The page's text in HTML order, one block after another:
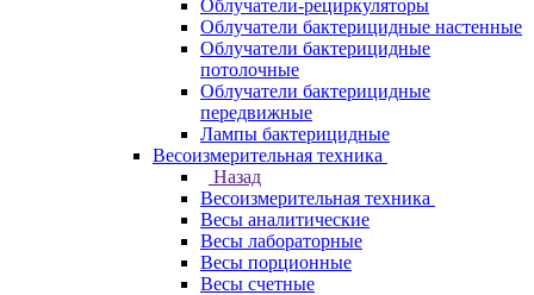
Облучатели-рециркуляторы
Облучатели бактерицидные настенные
Облучатели бактерицидные
потолочные
Облучатели бактерицидные
передвижные
Лампы бактерицидные
Весоизмерительная техника
Назад
Весоизмерительная техника
Весы аналитические
Весы лабораторные
Весы порционные
Весы счетные